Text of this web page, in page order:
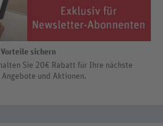
sichern
Sie 20€ Rabatt für Ihre nächste
und Aktionen.